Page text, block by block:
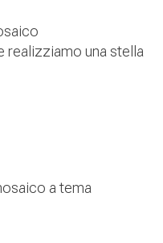
realizziamo una stella
a tema